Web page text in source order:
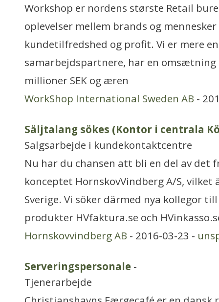
Workshop er nordens største Retail
oplevelser mellem brands og
kundetilfredshed og profit. Vi er mere
samarbejdspartnere, har en omsætning
millioner SEK og æren
WorkShop International Sweden AB -
Säljtalang sökes (Kontor i centrala
Salgsarbejde i kundekontaktcentre
Nu har du chansen att bli en del av det
konceptet HornskovVindberg A/S,
Sverige. Vi söker därmed nya kollegor
produkter HVfaktura.se och
Hornskovvindberg AB - 2016-03-23 -
Serveringspersonale -
Tjenerarbejde